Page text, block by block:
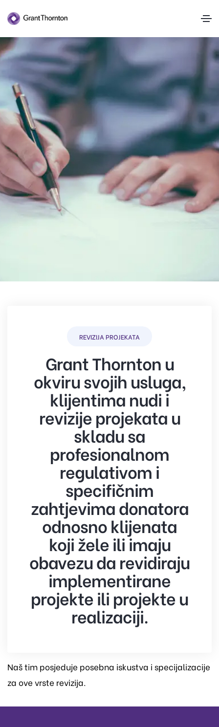
REVIZIJA PROJEKATA
Grant Thornton u
okviru svojih usluga,
klijentima nudi i
revizije projekata u
skladu sa
profesionalnom
regulativom i
specifičnim
zahtjevima donatora
odnosno klijenata
koji žele ili imaju
obavezu da revidiraju
implementirane
projekte ili projekte u
realizaciji.
Naš tim posjeduje posebna iskustva i specijalizacije
za ove vrste revizija.